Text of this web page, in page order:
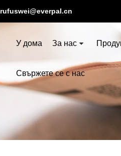
rufuswei@everpal.cn
У дома За нас
Свържете се с нас